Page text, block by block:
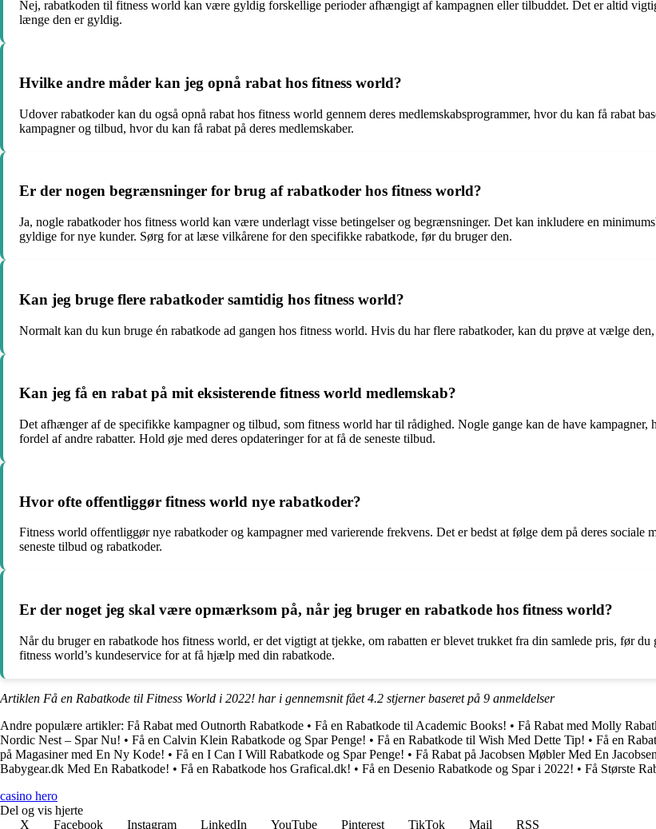
Nej, rabatkoden til fitness world kan være gyldig forskellige perioder afhængigt af kampagnen eller tilbuddet. Det er altid
længe den er gyldig.
Hvilke andre måder kan jeg opnå rabat hos fitness world?
Udover rabatkoder kan du også opnå rabat hos fitness world gennem deres medlemskabsprogrammer, hvor du kan få rabat
kampagner og tilbud, hvor du kan få rabat på deres medlemskaber.
Er der nogen begrænsninger for brug af rabatkoder hos fitness world?
Ja, nogle rabatkoder hos fitness world kan være underlagt visse betingelser og begrænsninger. Det kan inkludere en
gyldige for nye kunder. Sørg for at læse vilkårene for den specifikke rabatkode, før du bruger den.
Kan jeg bruge flere rabatkoder samtidig hos fitness world?
Normalt kan du kun bruge én rabatkode ad gangen hos fitness world. Hvis du har flere rabatkoder, kan du prøve at vælge den,
Kan jeg få en rabat på mit eksisterende fitness world medlemskab?
Det afhænger af de specifikke kampagner og tilbud, som fitness world har til rådighed. Nogle gange kan de have kampagner,
fordel af andre rabatter. Hold øje med deres opdateringer for at få de seneste tilbud.
Hvor ofte offentliggør fitness world nye rabatkoder?
Fitness world offentliggør nye rabatkoder og kampagner med varierende frekvens. Det er bedst at følge dem på deres sociale
seneste tilbud og rabatkoder.
Er der noget jeg skal være opmærksom på, når jeg bruger en rabatkode hos fitness world?
Når du bruger en rabatkode hos fitness world, er det vigtigt at tjekke, om rabatten er blevet trukket fra din samlede pris, før
fitness world’s kundeservice for at få hjælp med din rabatkode.
Artiklen Få en Rabatkode til Fitness World i 2022! har i gennemsnit fået4.2 stjerner baseret på 9 anmeldelser
Andre populære artikler: Få Rabat med Outnorth Rabatkode • Få en Rabatkode til Academic Books! • Få Rabat med Molly
Nordic Nest – Spar Nu! • Få en Calvin Klein Rabatkode og Spar Penge! • Få en Rabatkode til Wish Med Dette Tip! • Få en
på Magasiner med En Ny Kode! • Få en I Can I Will Rabatkode og Spar Penge! • Få Rabat på Jacobsen Møbler Med En
Babygear.dk Med En Rabatkode! • Få en Rabatkode hos Grafical.dk! • Få en Desenio Rabatkode og Spar i 2022! • Få Største
casino hero
Del og vis hjerte
X
Facebook Instagram LinkedIn YouTube Pinterest TikTok Mail
RSS